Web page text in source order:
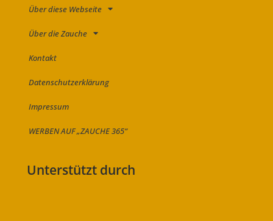
Über diese Webseite
Über die Zauche
Kontakt
Datenschutzerklärung
Impressum
WERBEN AUF „ZAUCHE 365“
Unterstützt durch